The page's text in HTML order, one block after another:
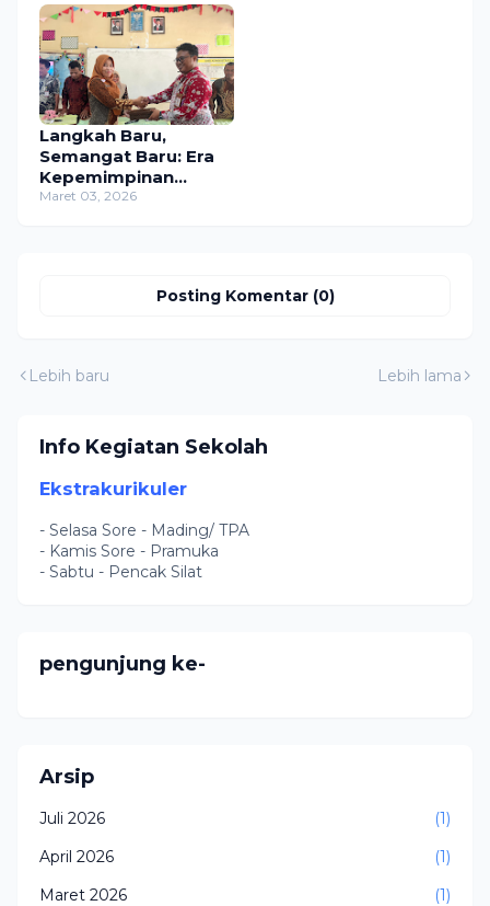
Langkah Baru,
Semangat Baru: Era
Kepemimpinan
Kepala Sekolah Baru
Maret 03, 2026
Posting Komentar (0)
Lebih baru Lebih lama
Info Kegiatan Sekolah
Ekstrakurikuler
- Selasa Sore - Mading/ TPA
- Kamis Sore - Pramuka
- Sabtu - Pencak Silat
pengunjung ke-
Arsip
Juli 2026
(1)
April 2026
(1)
Maret 2026
(1)